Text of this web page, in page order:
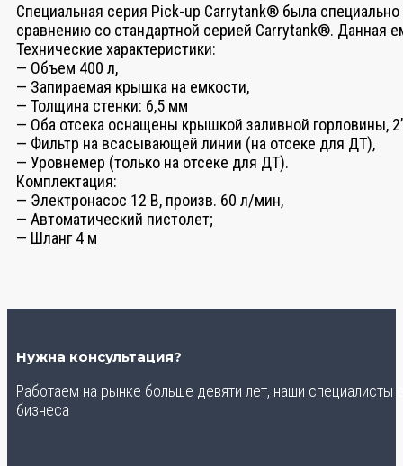
Специальная серия Pick-up Carrytank® была
сравнению со стандартной серией Carrytank®. Данная
Технические характеристики:
— Объем 400 л,
— Запираемая крышка на емкости,
— Толщина стенки: 6,5 мм
— Оба отсека оснащены крышкой заливной горловины,
— Фильтр на всасывающей линии (на отсеке для ДТ),
— Уровнемер (только на отсеке для ДТ).
Комплектация:
— Электронасос 12 В, произв. 60 л/мин,
— Автоматический пистолет;
— Шланг 4 м
Нужна консультация?
Работаем на рынке больше девяти лет, наши
бизнеса